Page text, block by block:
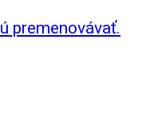
premenovávať.